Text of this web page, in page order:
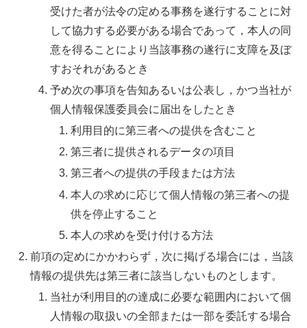
受けた者が法令の定める事務を遂行することに対
して協力する必要がある場合であって，本人の同
意を得ることにより当該事務の遂行に支障を及ぼ
すおそれがあるとき
予め次の事項を告知あるいは公表し，かつ当社が
個人情報保護委員会に届出をしたとき
利用目的に第三者への提供を含むこと
第三者に提供されるデータの項目
第三者への提供の手段または方法
本人の求めに応じて個人情報の第三者への提
供を停止すること
本人の求めを受け付ける方法
前項の定めにかかわらず，次に掲げる場合には，当該
情報の提供先は第三者に該当しないものとします。
当社が利用目的の達成に必要な範囲内において個
人情報の取扱いの全部または一部を委託する場合